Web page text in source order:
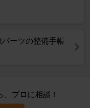
ーツの整備手帳
プロに相談！